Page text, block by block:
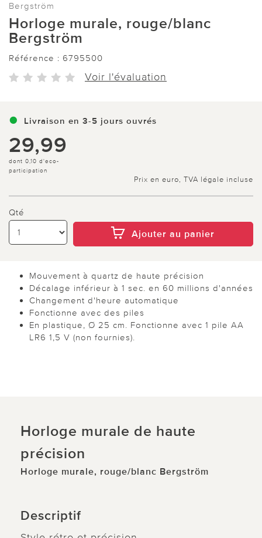
Bergström
Horloge murale, rouge/blanc
Bergström
Référence : 6795500
Voir l'évaluation
Livraison en 3-5 jours ouvrés
29,99
dont 0,10 d'eco-
participation
Prix en euro, TVA légale incluse
Qté
Ajouter au panier
Mouvement à quartz de haute précision
Décalage inférieur à 1 sec. en 60 millions d'années
Changement d'heure automatique
Fonctionne avec des piles
En plastique, Ø 25 cm. Fonctionne avec 1 pile AA
LR6 1,5 V (non fournies).
Horloge murale de haute
précision
Horloge murale, rouge/blanc Bergström
Descriptif